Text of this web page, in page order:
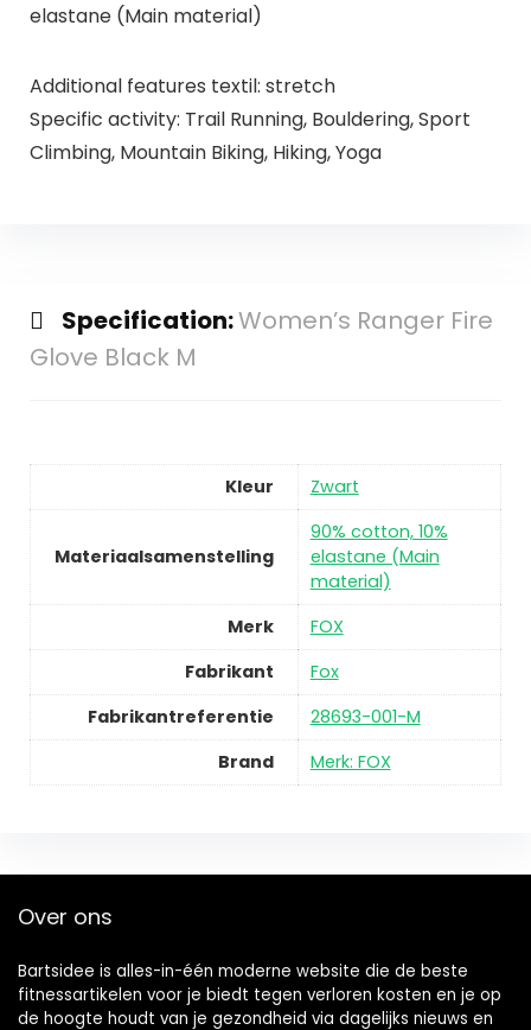
elastane (Main material)
Additional features textil: stretch
Specific activity: Trail Running, Bouldering, Sport
Climbing, Mountain Biking, Hiking, Yoga
Specification:Women’s Ranger Fire
Glove Black M
Kleur Zwart
Materiaalsamenstelling
90% cotton, 10%
elastane (Main
material)
Merk
FOX
Fabrikant
Fox
Fabrikantreferentie
28693-001-M
Brand
Merk: FOX
Over ons
Bartsidee is alles-in-één moderne website die de beste
fitnessartikelen voor je biedt tegen verloren kosten en je op
de hoogte houdt van je gezondheid via dagelijks nieuws en